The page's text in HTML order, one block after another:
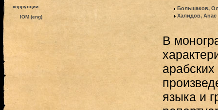
коррупции
IOM (eng)
Большаков,
Халидов, Анас
В
языка и